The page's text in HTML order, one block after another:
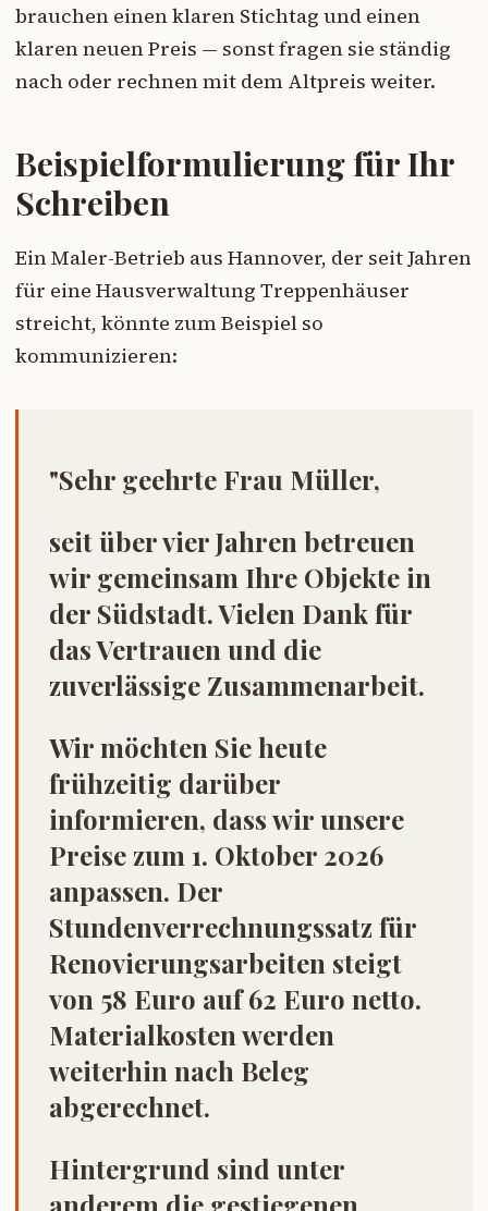
brauchen einen klaren Stichtag und einen
klaren neuen Preis — sonst fragen sie ständig
nach oder rechnen mit dem Altpreis weiter.
Beispielformulierung für Ihr
Schreiben
Ein Maler-Betrieb aus Hannover, der seit Jahren
für eine Hausverwaltung Treppenhäuser
streicht, könnte zum Beispiel so
kommunizieren:
"Sehr geehrte Frau Müller,
seit über vier Jahren betreuen
wir gemeinsam Ihre Objekte in
der Südstadt. Vielen Dank für
das Vertrauen und die
zuverlässige Zusammenarbeit.
Wir möchten Sie heute
frühzeitig darüber
informieren, dass wir unsere
Preise zum 1. Oktober 2026
anpassen. Der
Stundenverrechnungssatz für
Renovierungsarbeiten steigt
von 58 Euro auf 62 Euro netto.
Materialkosten werden
weiterhin nach Beleg
abgerechnet.
Hintergrund sind unter